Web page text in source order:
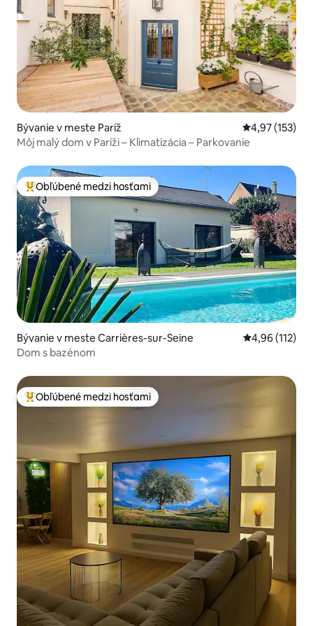
Bývanie v meste Paríž Priemerné
4,97 (153)
Môj malý dom v Paríži – Klimatizácia – Parkovanie
Najobľúbenejšie medzi hosťami
Obľúbené medzi hosťami
Bývanie v meste Carrières-sur-Seine Priemerné
4,96 (112)
Dom s bazénom
Najobľúbenejšie medzi hosťami
Obľúbené medzi hosťami